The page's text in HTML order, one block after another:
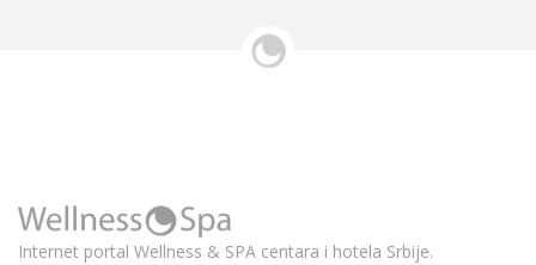
Internet portal Wellness & SPA centara i hotela Srbije.